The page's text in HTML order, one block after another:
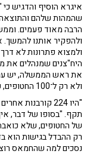
איגרא הוסיף והדגיש
שהמהות שלהם
הרבה מאוד פעמים.
ולהפקיר אותנו
ולמצוא פתרונות לא
היח"צנים שמנהלים את
את ראש הממשלה, יש
ולא רק ל־100 החטופים, עם כל הכאב בעניין הזה".
"היו 224
תקף. "בסופו של דבר,
של החטופים, שלא
רק ההבדל בגישות הוא
נסכים למה שהחמאס